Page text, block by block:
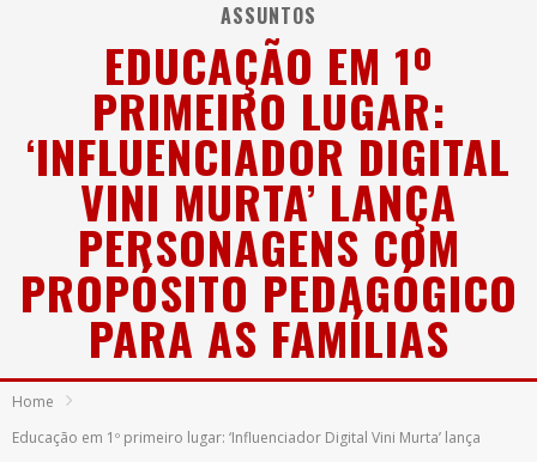
No clima do Hexa: “Passinho do Brasil”, da DJ Danny Albuquerque, é a música que embala a torcida brasileira na Copa do Mundo 2026
Yan traz a turnê nacional do PagodYANdo para Belo Horizonte
ASSUNTOS
EDUCAÇÃO EM 1º
PRIMEIRO LUGAR:
‘INFLUENCIADOR DIGITAL
VINI MURTA’ LANÇA
PERSONAGENS COM
PROPÓSITO PEDAGÓGICO
PARA AS FAMÍLIAS
Home
Educação em 1º primeiro lugar: ‘Influenciador Digital Vini Murta’ lança